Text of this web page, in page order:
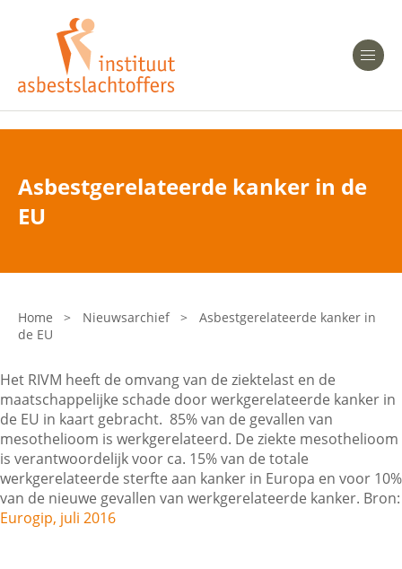
Heeft u Mesothelioom?
Heeft u Asbestose?
Bent u arts?
Asbest en Gezondheid
Laatste nieuws
Onze organisatie
Veelgestelde vragen
Contactgegevens
Zoeken
Asbestgerelateerde kanker in de
EU
Home > Nieuwsarchief >
Asbestgerelateerde kanker in
de EU
Het RIVM heeft de omvang van de ziektelast en de
maatschappelijke schade door werkgerelateerde kanker in
de EU in kaart gebracht. 85% van de gevallen van
mesothelioom is werkgerelateerd. De ziekte mesothelioom
is verantwoordelijk voor ca. 15% van de totale
werkgerelateerde sterfte aan kanker in Europa en voor 10%
van de nieuwe gevallen van werkgerelateerde kanker. Bron:
Eurogip, juli 2016